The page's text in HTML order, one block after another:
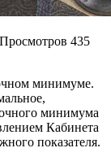
Просмотров 435
минимуме.
минимума
Кабинета
показателя.